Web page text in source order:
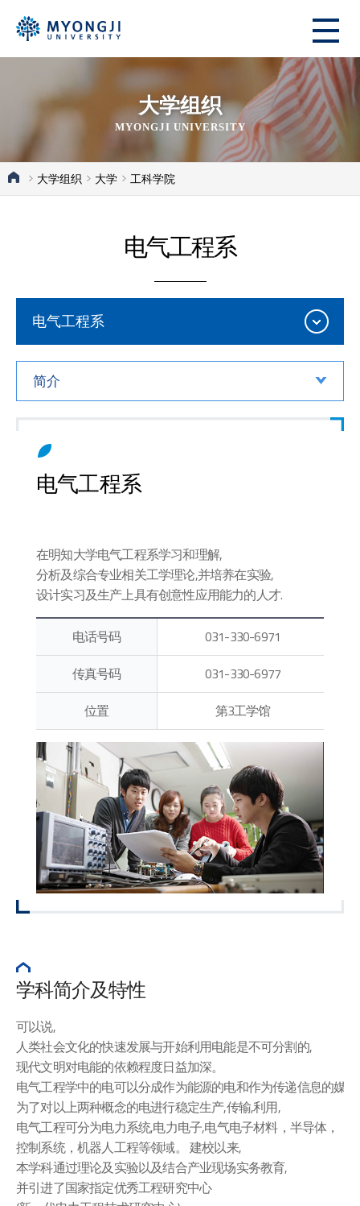
大学组织
MYONGJI UNIVERSITY
大学组织 大学 工科学院
电气工程系
电气工程系
简介
电气工程系
在明知大学电气工程系学习和理解,
分析及综合专业相关工学理论,并培养在实验,
设计实习及生产上具有创意性应用能力的人才.
电话号码
031-330-6971
传真号码
031-330-6977
位置
第3工学馆
学科简介及特性
可以说,
人类社会文化的快速发展与开始利用电能是不可分割的,
现代文明对电能的依赖程度日益加深。
电气工程学中的电可以分成作为能源的电和作为传递信息的媒
为了对以上两种概念的电进行稳定生产,传输,利用,
电气工程可分为电力系统,电力电子,电气电子材料，半导体，
控制系统，机器人工程等领域。 建校以来,
本学科通过理论及实验以及结合产业现场实务教育,
并引进了国家指定优秀工程研究中心